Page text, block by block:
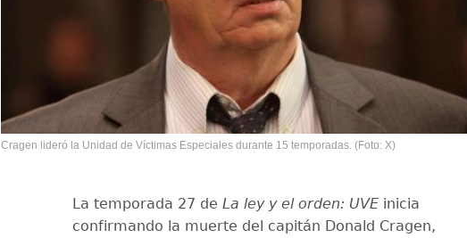
Cragen lideró la Unidad de Víctimas Especiales durante 15 temporadas. (Foto: X)
La temporada 27 de La ley y el orden: UVE inicia
confirmando la muerte del capitán Donald Cragen,